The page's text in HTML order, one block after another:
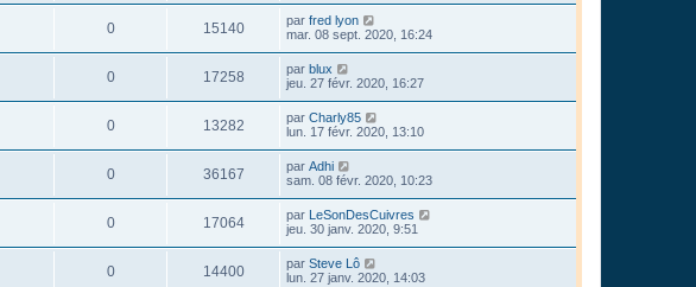
0 15140 par fred lyon
mar. 08 sept. 2020, 16:24
0 17258 par blux
jeu. 27 févr. 2020, 16:27
0 13282 par Charly85
lun. 17 févr. 2020, 13:10
0 36167 par Adhi
sam. 08 févr. 2020, 10:23
0 17064 par
LeSonDesCuivres
jeu. 30 janv. 2020, 9:51
0 14400 par Steve Lô
lun. 27 janv. 2020, 14:03